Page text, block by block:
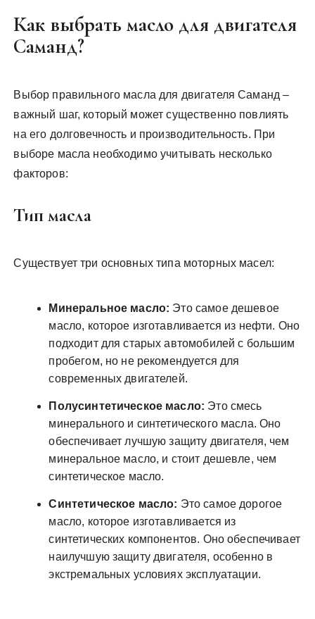
Как выбрать масло для двигателя
Саманд?
Выбор правильного масла для двигателя Саманд –
важный шаг, который может существенно повлиять
на его долговечность и производительность. При
выборе масла необходимо учитывать несколько
факторов:
Тип масла
Существует три основных типа моторных масел:
Минеральное масло: Это самое дешевое
масло, которое изготавливается из нефти. Оно
подходит для старых автомобилей с большим
пробегом, но не рекомендуется для
современных двигателей.
Полусинтетическое масло: Это смесь
минерального и синтетического масла. Оно
обеспечивает лучшую защиту двигателя, чем
минеральное масло, и стоит дешевле, чем
синтетическое масло.
Синтетическое масло: Это самое дорогое
масло, которое изготавливается из
синтетических компонентов. Оно обеспечивает
наилучшую защиту двигателя, особенно в
экстремальных условиях эксплуатации.